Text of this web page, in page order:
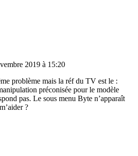
2019 à 15:20
problème mais la réf du TV est le :
préconisée pour le modèle
pas. Le sous menu Byte n’apparaît
?